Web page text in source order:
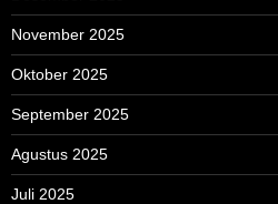
November 2025
Oktober 2025
September 2025
Agustus 2025
Juli 2025